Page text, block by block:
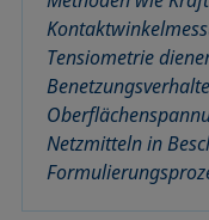
Dynamischer
Emulsion
Entnetzung
Equation of state
Extended-Fowkes
Lotuseffekt
Meniskus-Methode
Methode nach Oss
Methode nach
Methode nach Wu
Mikroemulsion
Stood-up Drop
Tensiometrie
Netzmitteln in